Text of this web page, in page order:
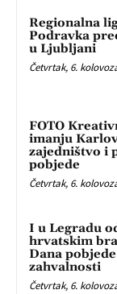
Regionalna
Podravka
u Ljubljani
Četvrtak, 6.
FOTO
imanju
zajedništvo i
pobjede
Četvrtak, 6.
I u Legradu
hrvatskim
Dana
zahvalnosti
Četvrtak, 6.